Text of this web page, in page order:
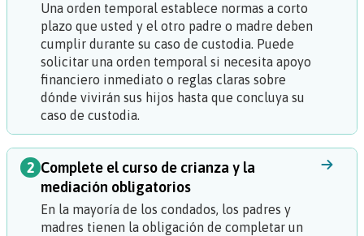
Una orden temporal establece normas a corto
plazo que usted y el otro padre o madre deben
cumplir durante su caso de custodia. Puede
solicitar una orden temporal si necesita apoyo
financiero inmediato o reglas claras sobre
dónde vivirán sus hijos hasta que concluya su
caso de custodia.
2 Complete el curso de crianza y la
mediación obligatorios
En la mayoría de los condados, los padres y
madres tienen la obligación de completar un